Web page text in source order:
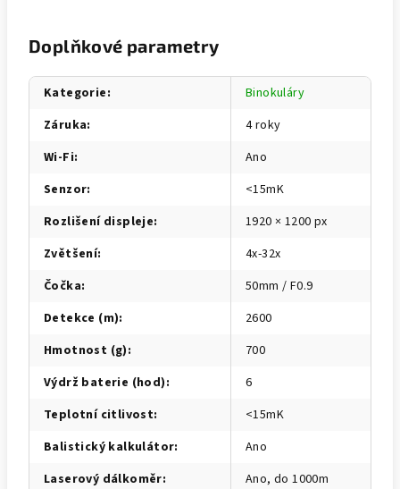
Doplňkové parametry
Kategorie:
Binokuláry
Záruka:
4 roky
Wi-Fi:
Ano
Senzor:
<15mK
Rozlišení displeje:
1920 × 1200 px
Zvětšení:
4x-32x
Čočka:
50mm / F0.9
Detekce (m):
2600
Hmotnost (g):
700
Výdrž baterie (hod):
6
Teplotní citlivost:
<15mK
Balistický kalkulátor:
Ano
Laserový dálkoměr: Ano, do 1000m